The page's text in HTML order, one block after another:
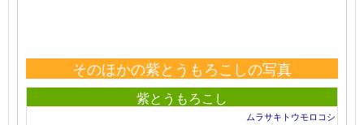
そのほかの紫とうもろこしの写真
紫とうもろこし
ムラサキトウモロコシ